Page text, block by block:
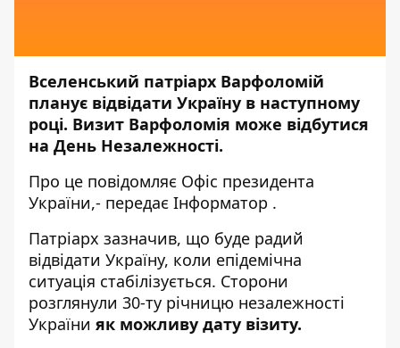
Вселенський патріарх Варфоломій
планує відвідати Україну в наступному
році. Визит Варфоломія може відбутися
на День Незалежності.
Про це повідомляє Офіс президента
України,- передає Інформатор .
Патріарх зазначив, що буде радий
відвідати Україну, коли епідемічна
ситуація стабілізується. Сторони
розглянули 30-ту річницю незалежності
України як можливу дату візиту.